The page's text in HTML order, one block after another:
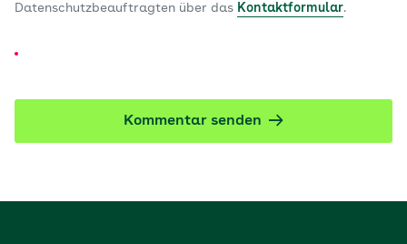
Datenschutzbeauftragten über das Kontaktformular.
Kommentar senden